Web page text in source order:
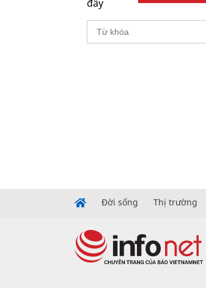
đây
Đời sống Thị trường